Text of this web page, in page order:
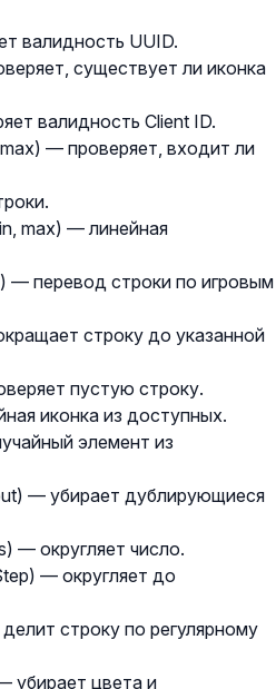
валидность UUID.
существует ли иконка
валидность Client ID.
— проверяет, входит ли
max) — линейная
— перевод строки по игровым
строку до указанной
пустую строку.
иконка из доступных.
элемент из
— убирает дублирующиеся
— округляет число.
— округляет до
строку по регулярному
убирает цвета и